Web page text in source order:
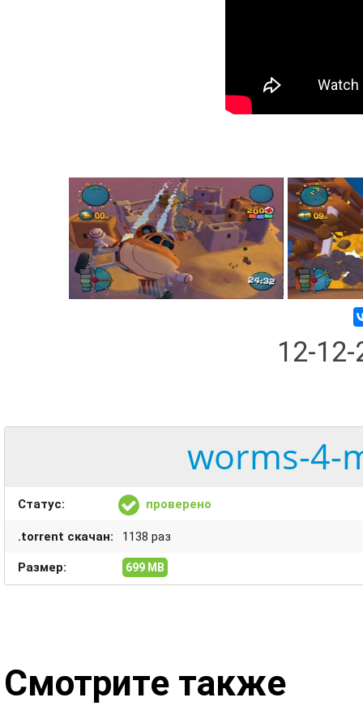
12-
worms-4-
Статус: проверено
.torrent скачан: 1138 раз
Размер: 699 MB
Смотрите также